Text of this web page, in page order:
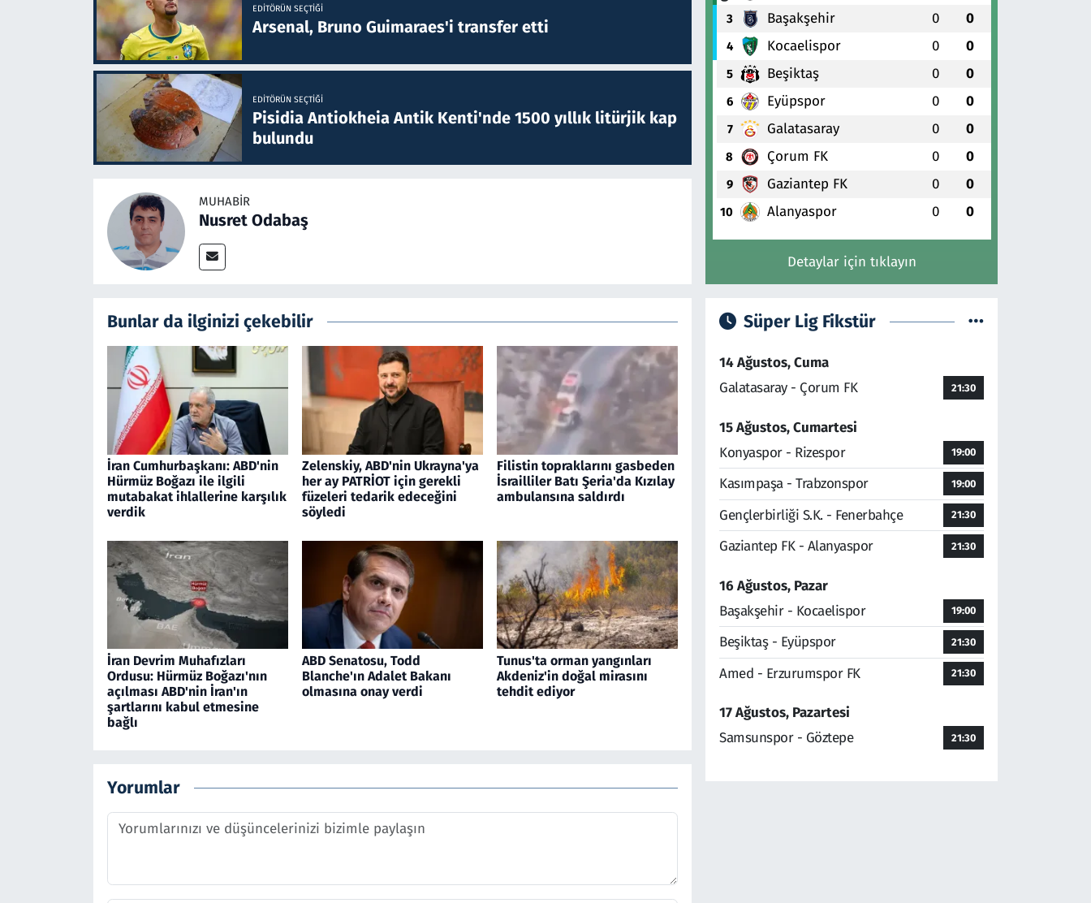
EDITÖRÜN SEÇTIĞI
Arsenal, Bruno Guimaraes'i transfer etti
EDITÖRÜN SEÇTIĞI
Pisidia Antiokheia Antik Kenti'nde 1500 yıllık litürjik kap
bulundu
MUHABIR
Nusret Odabaş
Bunlar da ilginizi çekebilir
İran Cumhurbaşkanı: ABD'nin
Hürmüz Boğazı ile ilgili
mutabakat ihlallerine karşılık
verdik
Zelenskiy, ABD'nin Ukrayna'ya
her ay PATRİOT için gerekli
füzeleri tedarik edeceğini
söyledi
Filistin topraklarını gasbeden
İsrailliler Batı Şeria'da Kızılay
ambulansına saldırdı
İran Devrim Muhafızları
Ordusu: Hürmüz Boğazı'nın
açılması ABD'nin İran'ın
şartlarını kabul etmesine
bağlı
ABD Senatosu, Todd
Blanche'ın Adalet Bakanı
olmasına onay verdi
Tunus'ta orman yangınları
Akdeniz'in doğal mirasını
tehdit ediyor
Yorumlar
3 Başakşehir 0 0
4 Kocaelispor 0 0
5 Beşiktaş 0 0
6 Eyüpspor 0 0
7 Galatasaray 0 0
8 Çorum FK 0 0
9 Gaziantep FK 0 0
10 Alanyaspor 0 0
Detaylar için tıklayın
Süper Lig Fikstür
14 Ağustos, Cuma
Galatasaray - Çorum FK
21:30
15 Ağustos, Cumartesi
Konyaspor - Rizespor
19:00
Kasımpaşa - Trabzonspor 19:00
Gençlerbirliği S.K. - Fenerbahçe 21:30
Gaziantep FK - Alanyaspor 21:30
16 Ağustos, Pazar
Başakşehir - Kocaelispor
19:00
Beşiktaş - Eyüpspor 21:30
Amed - Erzurumspor FK 21:30
17 Ağustos, Pazartesi
Samsunspor - Göztepe
21:30